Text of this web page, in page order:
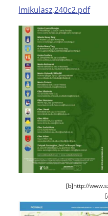
lmikulasz,240c2.pdf
[b]http://